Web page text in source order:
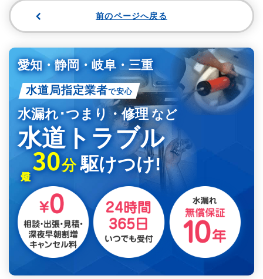
前のページへ戻る
愛知・静岡・岐阜・三重
水道局指定業者で安心
水漏れ･つまり・修理など
水道トラブル
30分 駆けつけ!